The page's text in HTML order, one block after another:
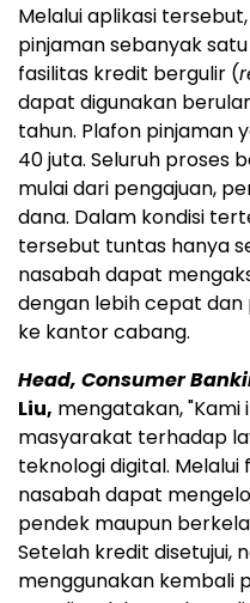
Melalui aplikasi
pinjaman sebanyak
fasilitas kredit bergulir (
dapat digunakan
tahun. Plafon pinjaman
40 juta. Seluruh proses
mulai dari pengajuan,
dana. Dalam kondisi
tersebut tuntas hanya
nasabah dapat
dengan lebih cepat
ke kantor cabang.
Head, Consumer
Liu, mengatakan,
masyarakat terhadap
teknologi digital. Melalui
nasabah dapat
pendek maupun
Setelah kredit disetujui,
menggunakan kembali